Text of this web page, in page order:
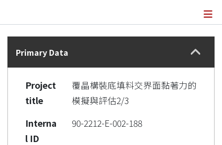
Statistics
Details
Primary Data
Project
title
覆晶構裝底填料交界面黏著力的
模擬與評估2/3
Interna
l ID
90-2212-E-002-188